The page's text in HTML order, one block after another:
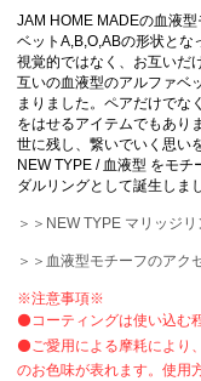
JAM HOME MADEの血液
ベットA,B,O,ABの形状とな
視覚的ではなく、お互いだ
互いの血液型のアルファベ
まりました。ペアだけでな
をはせるアイテムでもあり
世に残し、繋いでいく思い
NEW TYPE / 血液型 をモ
ダルリングとして誕生しま
＞＞NEW TYPE マリッジリ
＞＞血液型モチーフのアク
※注意事項※
⚫️コーティングは使い込む
⚫️ご愛用による摩耗により
のお色味が表れます。使用